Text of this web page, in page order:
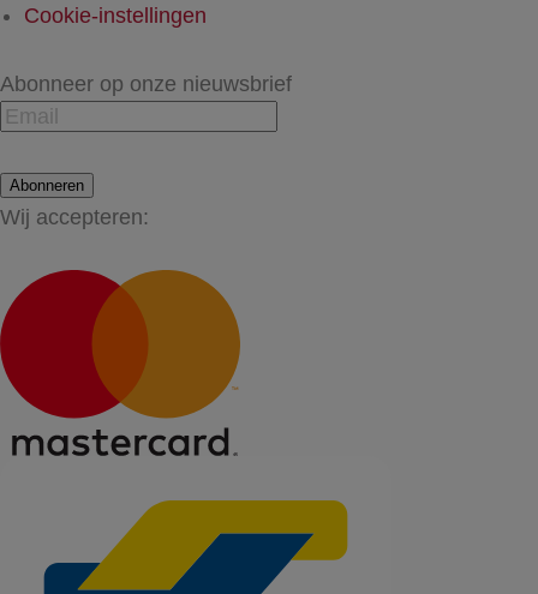
Cookie-instellingen
Abonneer op onze nieuwsbrief
Abonneren
Wij accepteren: